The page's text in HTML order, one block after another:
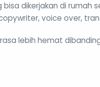
dikerjakan di rumah
voice over,
lebih hemat